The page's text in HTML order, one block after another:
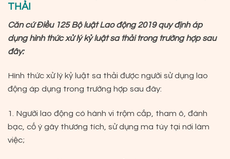
THẢI
Căn cứ Điều 125 Bộ luật Lao động 2019 quy định áp
dụng hình thức xử lý kỷ luật sa thải trong trường hợp sau
đây:
Hình thức xử lý kỷ luật sa thải được người sử dụng lao
động áp dụng trong trường hợp sau đây:
1. Người lao động có hành vi trộm cắp, tham ô, đánh
bạc, cố ý gây thương tích, sử dụng ma túy tại nơi làm
việc;